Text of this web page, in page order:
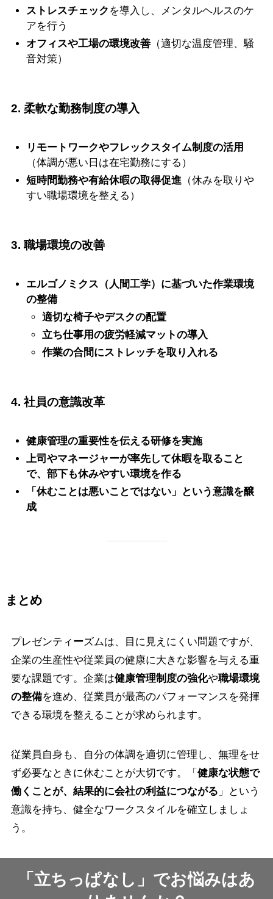
ストレスチェック を導入し、メンタルヘルスのケ
アを行う
オフィスや工場の環境改善 （適切な温度管理、騒
音対策）
2. 柔軟な勤務制度の導入
リモートワークやフレックスタイム制度の活用
（体調が悪い日は在宅勤務にする）
短時間勤務や有給休暇の取得促進 （休みを取りや
すい職場環境を整える）
3. 職場環境の改善
エルゴノミクス（人間工学）に基づいた作業環境
の整備
適切な椅子やデスクの配置
立ち仕事用の疲労軽減マットの導入
作業の合間にストレッチを取り入れる
4. 社員の意識改革
健康管理の重要性を伝える研修を実施
上司やマネージャーが率先して休暇を取ること
で、部下も休みやすい環境を作る
「休むことは悪いことではない」という意識を醸
成
まとめ
プレゼンティ ーズムは、目に見えにくい問題ですが、
企業の生産性や従業員の健康に大きな影響を与える重
要な課題です。企業は健康管理制度の強化や職場環境
の整備を進め、従業員が最高のパフォーマンスを発揮
できる環境を整えることが求められます。
従業員自身も、自分の体調を適切に管理し、無理をせ
ず必要なときに休むことが大切です。「 健康な状態で
働くことが、結果的に会社の利益につながる 」という
意識を持ち、健全なワークスタイルを確立しましょ
う。
「立ちっぱなし」でお悩みはあ